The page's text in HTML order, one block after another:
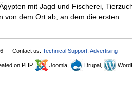
mit Jagd und Fischerei,
von dem Ort ab, an dem die
Contact us: Technical Support Advertising
on PHP, Joomla, Drupal,